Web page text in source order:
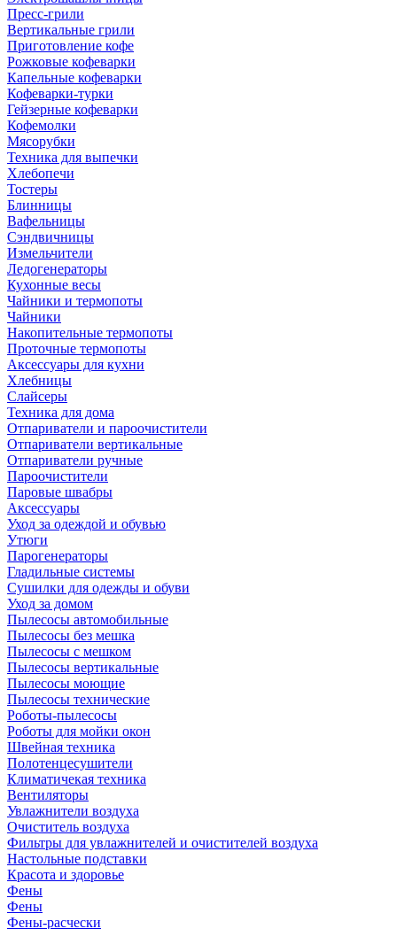
Пресс-грили
Вертикальные грили
Приготовление кофе
Рожковые кофеварки
Капельные кофеварки
Кофеварки-турки
Гейзерные кофеварки
Кофемолки
Мясорубки
Техника для выпечки
Хлебопечи
Тостеры
Блинницы
Вафельницы
Сэндвичницы
Измельчители
Ледогенераторы
Кухонные весы
Чайники и термопоты
Чайники
Накопительные термопоты
Проточные термопоты
Аксессуары для кухни
Хлебницы
Слайсеры
Техника для дома
Отпариватели и пароочистители
Отпариватели вертикальные
Отпариватели ручные
Пароочистители
Паровые швабры
Аксессуары
Уход за одеждой и обувью
Утюги
Парогенераторы
Гладильные системы
Сушилки для одежды и обуви
Уход за домом
Пылесосы автомобильные
Пылесосы без мешка
Пылесосы с мешком
Пылесосы вертикальные
Пылесосы моющие
Пылесосы технические
Роботы-пылесосы
Роботы для мойки окон
Швейная техника
Полотенцесушители
Климатичекая техника
Вентиляторы
Увлажнители воздуха
Очиститель воздуха
Фильтры для увлажнителей и очистителей воздуха
Настольные подставки
Красота и здоровье
Фены
Фены
Фены-расчески